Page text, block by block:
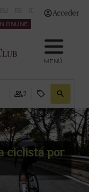
Acceder
RU FR IT
ONLINE
MENÚ
2
ciclista por